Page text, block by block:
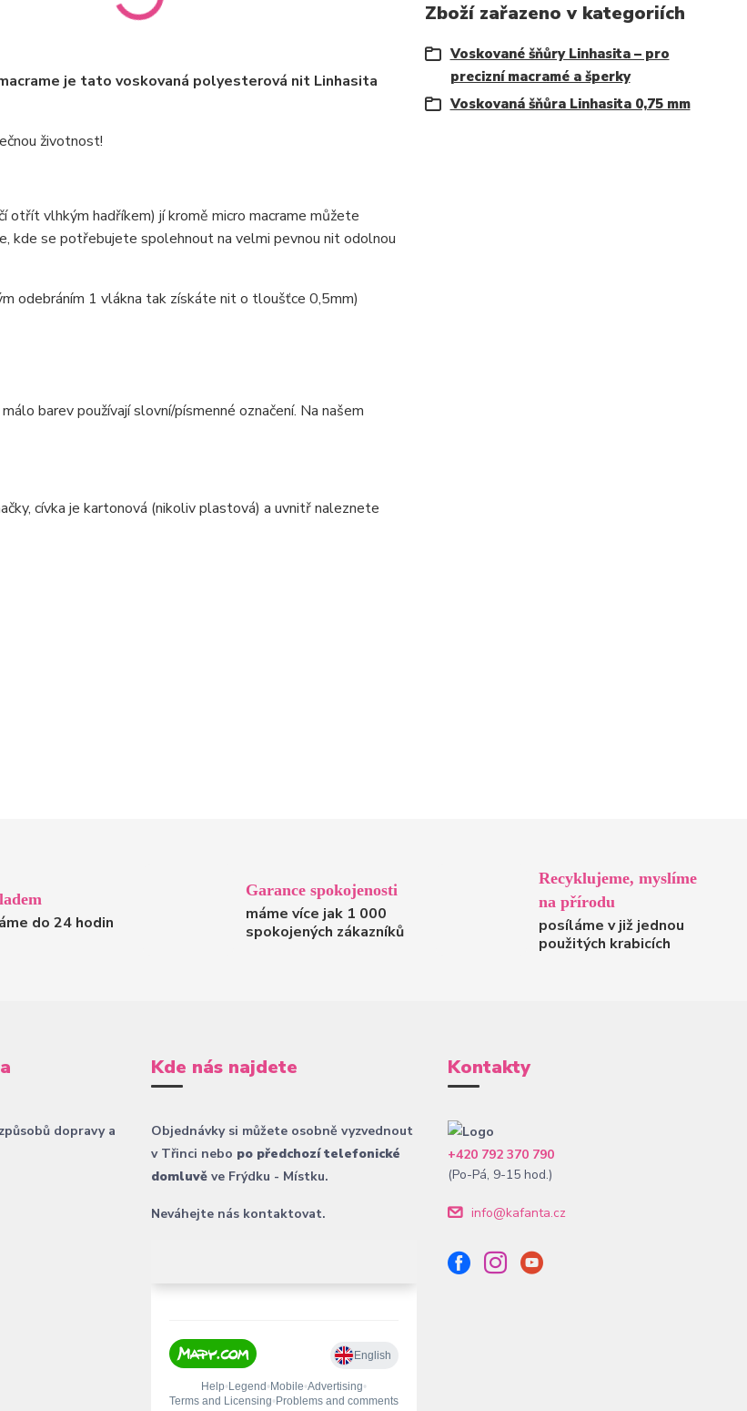
je tato voskovaná polyesterová nit Linhasita
životnost!
vlhkým hadříkem) jí kromě micro macrame můžete
kde se potřebujete spolehnout na velmi pevnou nit odolnou
odebráním 1 vlákna tak získáte nit o tloušťce 0,5mm)
barev používají slovní/písmenné označení. Na našem
cívka je kartonová (nikoliv plastová) a uvnitř naleznete
Zboží zařazeno v kategoriích
Voskované šňůry Linhasita – pro
precizní macramé a šperky
Voskovaná šňůra Linhasita 0,75 mm
do 24 hodin
Garance spokojenosti
máme více jak 1 000
spokojených zákazníků
Recyklujeme, myslíme
na přírodu
posíláme v již jednou
použitých krabicích
dopravy a
Kde nás najdete
Objednávky si můžete osobně vyzvednout
v Třinci nebo po předchozí telefonické
domluvě ve Frýdku - Místku.
Neváhejte nás kontaktovat.
Kontakty
+420 792 370 790
(Po-Pá, 9-15 hod.)
info@kafanta.cz